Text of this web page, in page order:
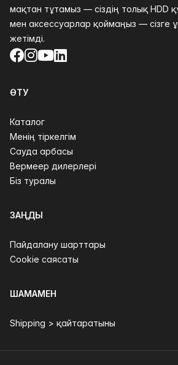
мақтан тұтамыз — сіздің толық HDD
мен аксессуарлар қоймаңыз — сізге
жетімді.
Facebook
Instagram
YouTube
LinkedIn
ӨТУ
Каталог
Менің тіркелгім
Сауда арбасы
Вермеер дилерлері
Біз туралы
ЗАҢДЫ
Пайдалану шарттары
Cookie саясаты
ШАМАМЕН
Shipping > қайтаратыны